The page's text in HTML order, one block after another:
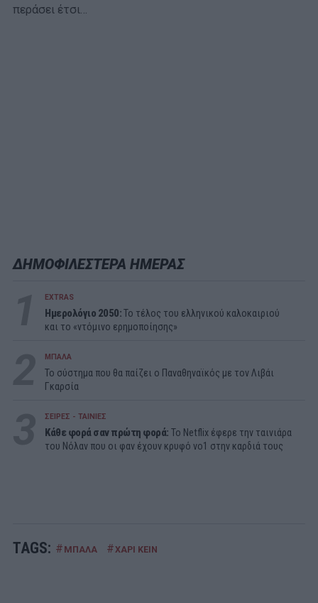
περάσει έτσι…
ΔΗΜΟΦΙΛΕΣΤΕΡΑ ΗΜΕΡΑΣ
EXTRAS
Ημερολόγιο 2050:To τέλος του ελληνικού καλοκαιριού
και το «ντόμινο ερημοποίησης»
ΜΠΑΛΑ
Το σύστημα που θα παίζει ο Παναθηναϊκός με τον Λιβάι
Γκαρσία
ΣΕΙΡΕΣ - ΤΑΙΝΙΕΣ
Κάθε φορά σαν πρώτη φορά: Το Netflix έφερε την ταινιάρα
του Νόλαν που οι φαν έχουν κρυφό νο1 στην καρδιά τους
TAGS: # ΜΠΑΛΑ #ΧΑΡΙ ΚΕΙΝ